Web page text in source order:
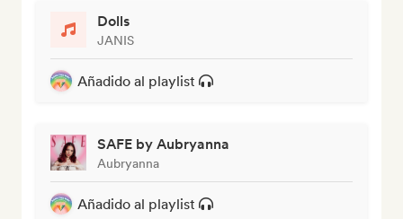
Dolls
JANIS
Añadido al playlist
SAFE by Aubryanna
Aubryanna
Añadido al playlist